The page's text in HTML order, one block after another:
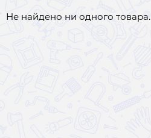
Не найдено ни одного товара.